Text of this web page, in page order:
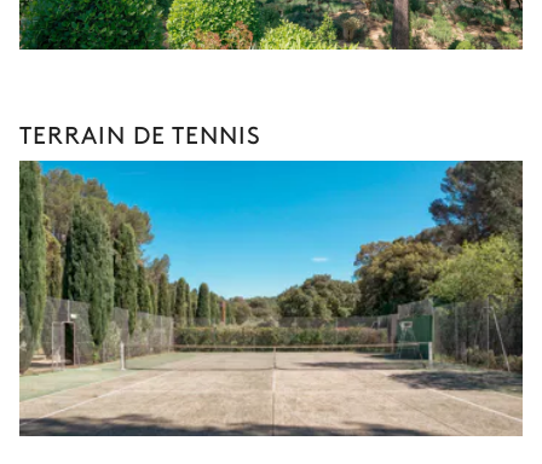
TERRAIN DE TENNIS